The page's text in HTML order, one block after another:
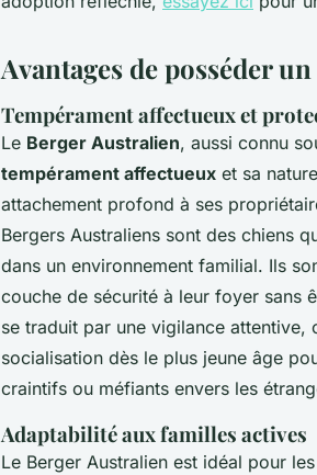
Avantages de posséder
Tempérament affectueux et
Le Berger Australien, aussi connu
tempérament affectueux et sa
attachement profond à ses
Bergers Australiens sont des chiens
dans un environnement familial. Ils
couche de sécurité à leur foyer sans
se traduit par une vigilance attentive,
socialisation dès le plus jeune âge
craintifs ou méfiants envers les
Adaptabilité aux familles actives
Le Berger Australien est idéal pour